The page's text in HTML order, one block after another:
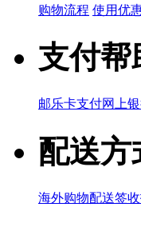
购物流程 使用优
支付帮
邮乐卡支付网上
配送方
海外购物配送签